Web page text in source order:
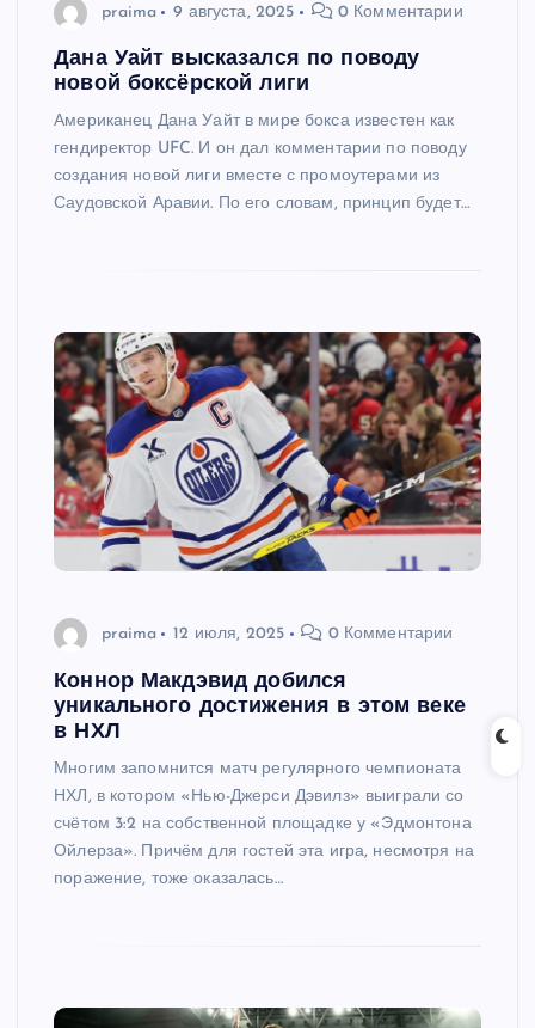
praima 9 августа, 2025 0 Комментарии
Дана Уайт высказался по поводу
новой боксёрской лиги
Американец Дана Уайт в мире бокса известен как
гендиректор UFC. И он дал комментарии по поводу
создания новой лиги вместе с промоутерами из
Саудовской Аравии. По его словам, принцип будет…
praima 12 июля, 2025 0 Комментарии
Коннор Макдэвид добился
уникального достижения в этом веке
в НХЛ
Многим запомнится матч регулярного чемпионата
НХЛ, в котором «Нью-Джерси Дэвилз» выиграли со
счётом 3:2 на собственной площадке у «Эдмонтона
Ойлерза». Причём для гостей эта игра, несмотря на
поражение, тоже оказалась…